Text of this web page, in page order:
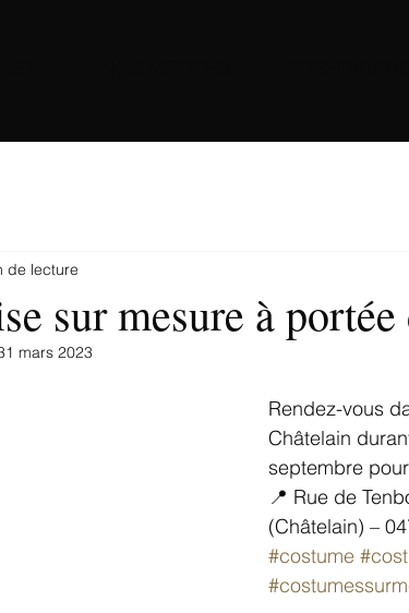
sur mesure à
de lecture
mars 2023
Rendez-vous
Châtelain
septembre
📍 Rue de
(Châtelain) –
#costume